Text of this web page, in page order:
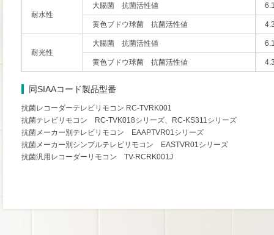
耐水性
大腸菌 抗菌活性値
黄色ブドウ球菌 抗菌活性値
耐光性
大腸菌 抗菌活性値
黄色ブドウ球菌 抗菌活性値
同SIAAコード製品型番
抗菌レコーダーテレビリモコン RC-TVRK001
抗菌テレビリモコン RC-TVK018シリーズ、RC-KS311シリーズ
抗菌メーカー別テレビリモコン EAAPTVR01シリーズ
抗菌メーカー別シンプルテレビリモコン EASTVR01シリーズ
抗菌汎用レコーダーリモコン TV-RCRK001J